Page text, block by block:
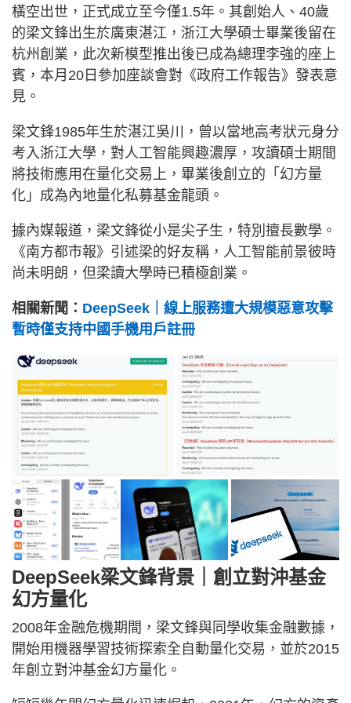
橫空出世，正式成立至今僅1.5年。其創始人、40歲
的梁文鋒出生於廣東湛江，浙江大學碩士畢業後留在
杭州創業，此次新模型推出後已成為總理李強的座上
賓，本月20日參加座談會對《政府工作報告》發表意
見。
梁文鋒1985年生於湛江吳川，曾以當地高考狀元身分
考入浙江大學，對人工智能興趣濃厚，攻讀碩士期間
將技術應用在量化交易上，畢業後創立的「幻方量
化」成為內地量化私募基金龍頭。
據內媒報道，梁文鋒從小是尖子生，特別擅長數學。
《南方都市報》引述梁的好友稱，人工智能前景彼時
尚未明朗，但梁讀大學時已積極創業。
相關新聞： DeepSeek｜線上服務遭大規模惡意攻擊
暫時僅支持中國手機用戶註冊
DeepSeek梁文鋒背景｜創立對沖基金
幻方量化
2008年金融危機期間，梁文鋒與同學收集金融數據，
開始用機器學習技術探索全自動量化交易，並於2015
年創立對沖基金幻方量化。